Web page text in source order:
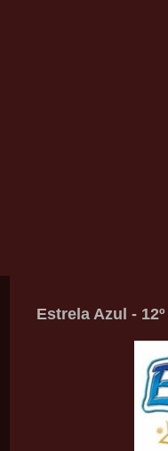
Estrela Azul -